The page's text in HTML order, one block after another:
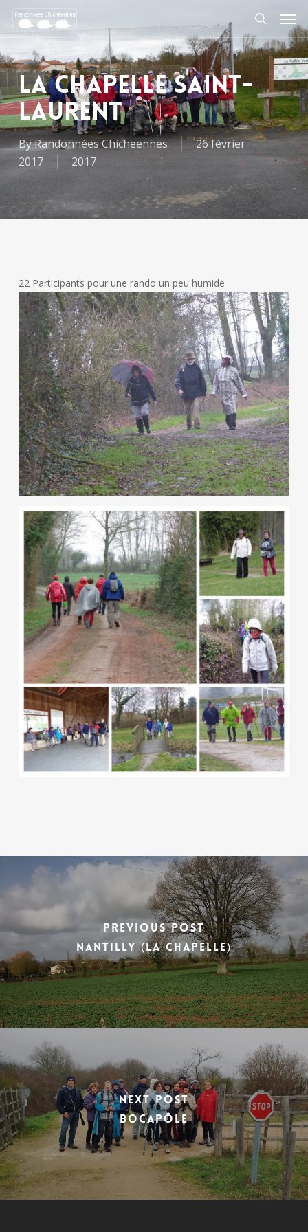
Skip
main
content
search
La Chapelle Saint-
Laurent
ByRandonnées Chicheennes
26 février
2017
2017
22 Participants pour une rando un peu humide
Previous Post
Nantilly (la chapelle)
Next Post
Bocapôle